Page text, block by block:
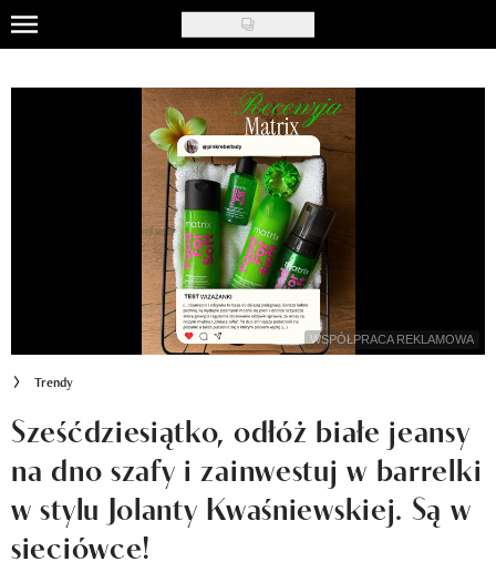
Skip
to
main
Klub Recenzentki
Newsy
Newsletter
Wizaz Summer Influ School
WSPÓŁPRACA REKLAMOWA
Trendy
Sześćdziesiątko, odłóż białe jeansy
na dno szafy i zainwestuj w barrelki
w stylu Jolanty Kwaśniewskiej. Są w
sieciówce!